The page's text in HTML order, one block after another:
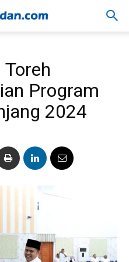
Program
2024